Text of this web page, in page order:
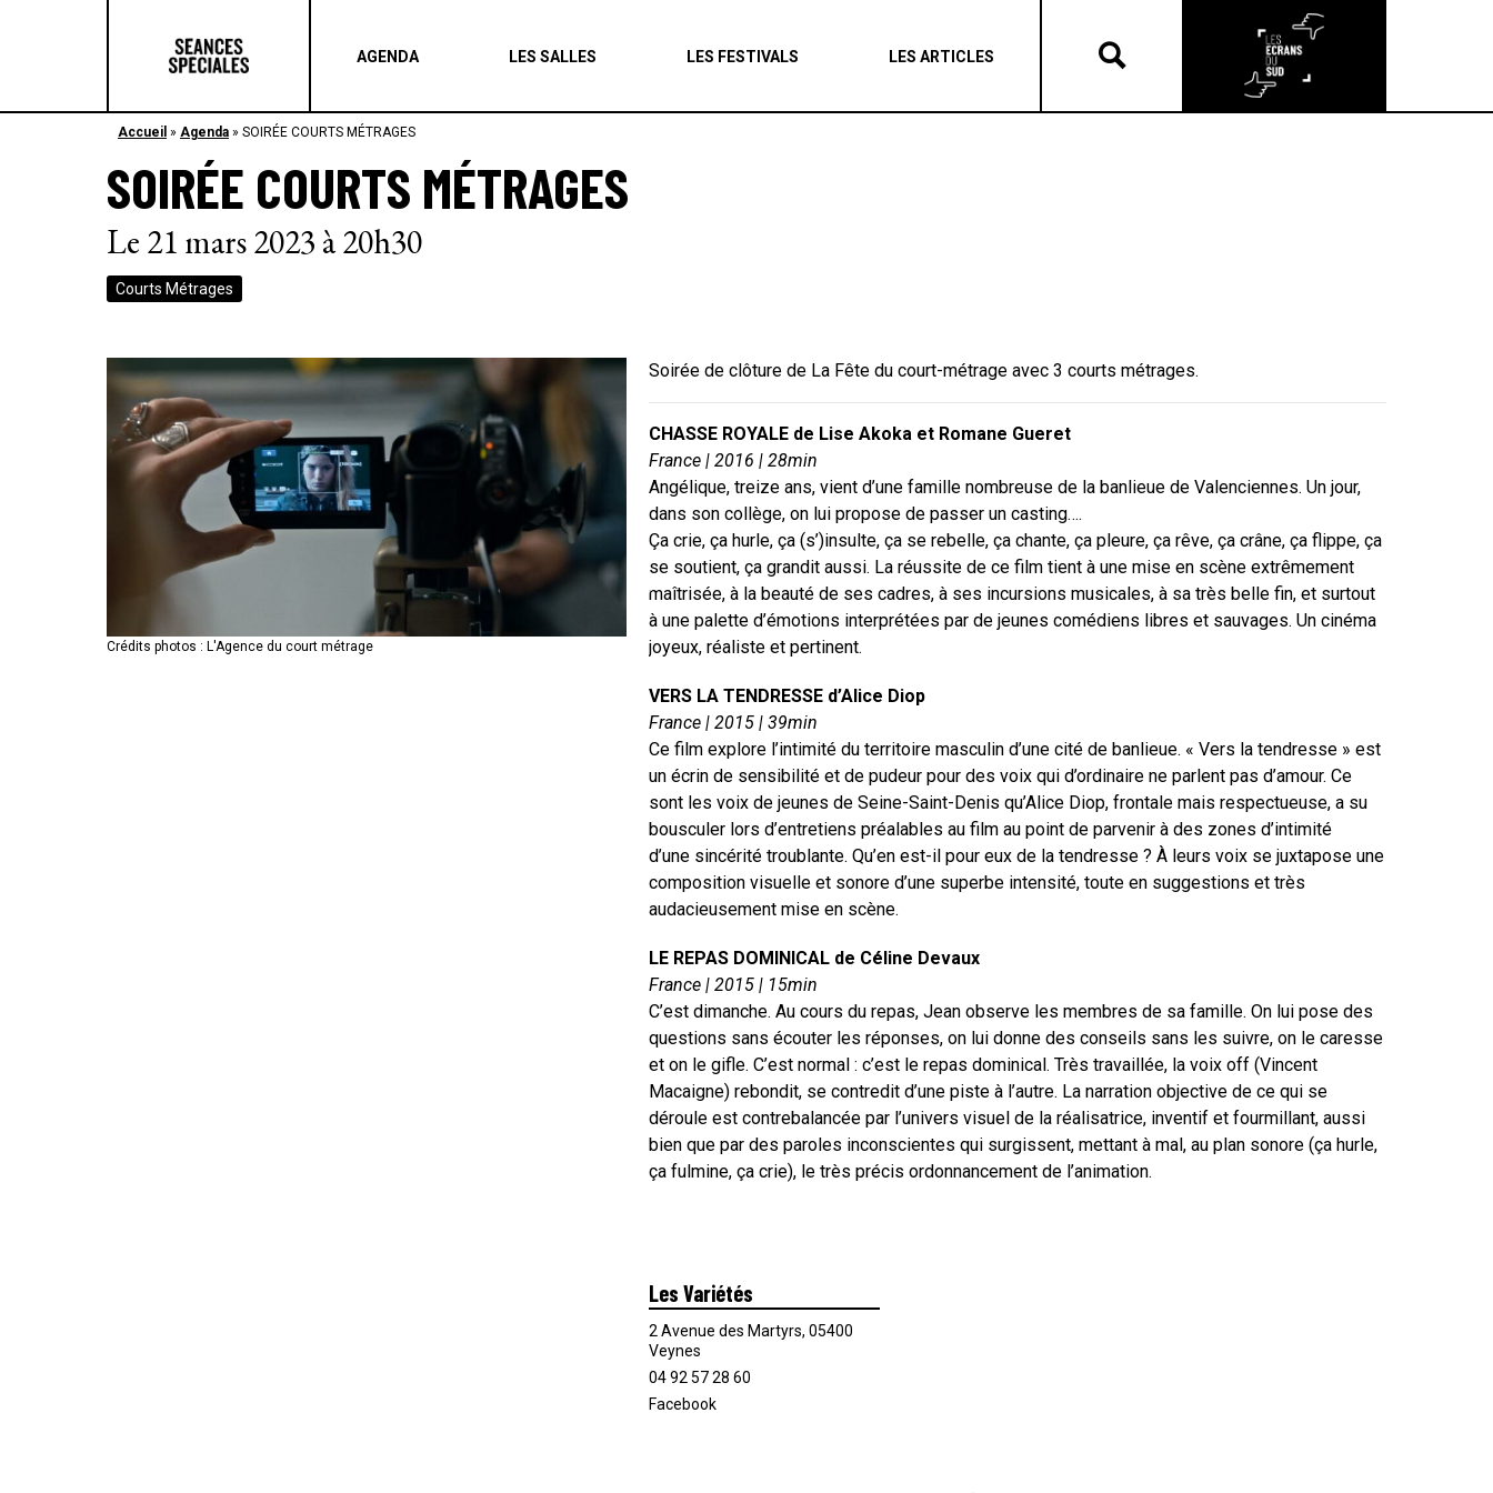
AGENDA LES SALLES LES FESTIVALS LES ARTICLES
Accueil » Agenda » SOIRÉE COURTS MÉTRAGES
SOIRÉE COURTS MÉTRAGES
Le 21 mars 2023 à 20h30
Courts Métrages
Crédits photos : L'Agence du court métrage
Soirée de clôture de La Fête du court-métrage avec 3 courts métrages.
CHASSE ROYALE de Lise Akoka et Romane Gueret
France | 2016 | 28min
Angélique, treize ans, vient d’une famille nombreuse de la banlieue de Valenciennes. Un jour,
dans son collège, on lui propose de passer un casting….
Ça crie, ça hurle, ça (s’)insulte, ça se rebelle, ça chante, ça pleure, ça rêve, ça crâne, ça flippe, ça
se soutient, ça grandit aussi. La réussite de ce film tient à une mise en scène extrêmement
maîtrisée, à la beauté de ses cadres, à ses incursions musicales, à sa très belle fin, et surtout
à une palette d’émotions interprétées par de jeunes comédiens libres et sauvages. Un cinéma
joyeux, réaliste et pertinent.
VERS LA TENDRESSE d’Alice Diop
France | 2015 | 39min
Ce film explore l’intimité du territoire masculin d’une cité de banlieue. « Vers la tendresse » est
un écrin de sensibilité et de pudeur pour des voix qui d’ordinaire ne parlent pas d’amour. Ce
sont les voix de jeunes de Seine-Saint-Denis qu’Alice Diop, frontale mais respectueuse, a su
bousculer lors d’entretiens préalables au film au point de parvenir à des zones d’intimité
d’une sincérité troublante. Qu’en est-il pour eux de la tendresse ? À leurs voix se juxtapose une
composition visuelle et sonore d’une superbe intensité, toute en suggestions et très
audacieusement mise en scène.
LE REPAS DOMINICAL de Céline Devaux
France | 2015 | 15min
C’est dimanche. Au cours du repas, Jean observe les membres de sa famille. On lui pose des
questions sans écouter les réponses, on lui donne des conseils sans les suivre, on le caresse
et on le gifle. C’est normal : c’est le repas dominical. Très travaillée, la voix off (Vincent
Macaigne) rebondit, se contredit d’une piste à l’autre. La narration objective de ce qui se
déroule est contrebalancée par l’univers visuel de la réalisatrice, inventif et fourmillant, aussi
bien que par des paroles inconscientes qui surgissent, mettant à mal, au plan sonore (ça hurle,
ça fulmine, ça crie), le très précis ordonnancement de l’animation.
Les Variétés
2 Avenue des Martyrs, 05400
Veynes
04 92 57 28 60
Facebook